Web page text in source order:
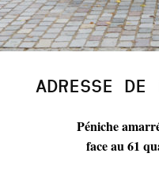
ADRESSE
Péniche
face au 61